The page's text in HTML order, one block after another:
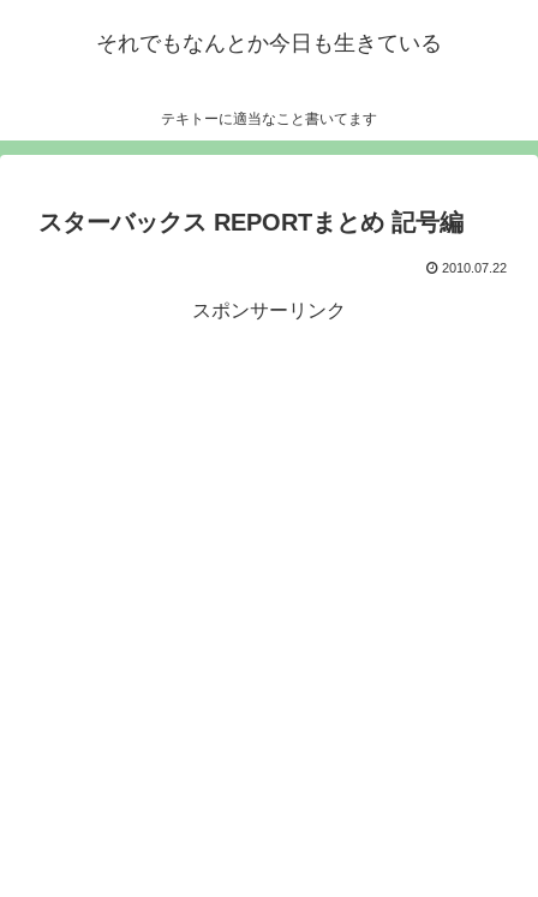
それでもなんとか今日も生きている
テキトーに適当なこと書いてます
スターバックス REPORTまとめ 記号編
2010.07.22
スポンサーリンク